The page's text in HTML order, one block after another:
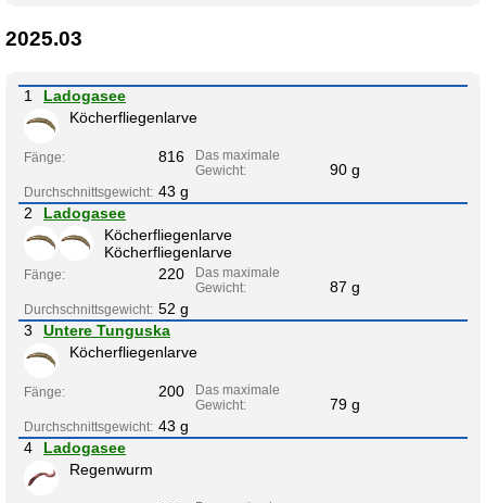
2025.03
1
Ladogasee
Köcherfliegenlarve
Fänge: 816
Das maximale
Gewicht:
90 g
Durchschnittsgewicht: 43 g
2
Ladogasee
Köcherfliegenlarve
Köcherfliegenlarve
Fänge: 220
Das maximale
Gewicht:
87 g
Durchschnittsgewicht: 52 g
3
Untere Tunguska
Köcherfliegenlarve
Fänge: 200
Das maximale
Gewicht:
79 g
Durchschnittsgewicht: 43 g
4
Ladogasee
Regenwurm